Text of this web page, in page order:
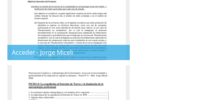
Acceder - Jorge Miceli